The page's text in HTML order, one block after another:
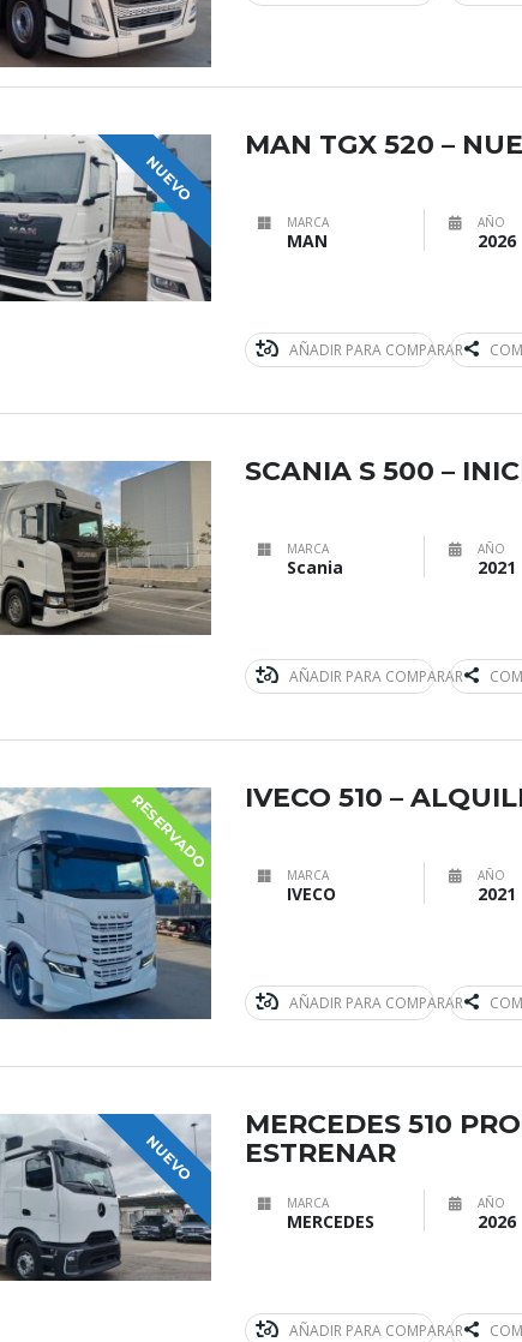
NUEVO
MAN TGX 520 –
MARCA
MAN
AÑO
2026
AÑADIR PARA COMPARAR
SCANIA S 500 –
MARCA
Scania
AÑO
2021
AÑADIR PARA COMPARAR
RESERVADO IVECO 510 –
MARCA
IVECO
AÑO
2021
AÑADIR PARA COMPARAR
NUEVO
MERCEDES 510
ESTRENAR
MARCA
MERCEDES
AÑO
2026
AÑADIR PARA COMPARAR